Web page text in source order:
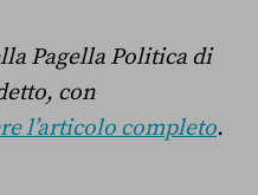
Pagella Politica di
con
l’articolo completo.